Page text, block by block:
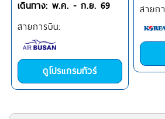
เดินทาง: พ.ค. - ก.ย. 69
สายการบิน:
ดูโปรแกรมทัวร์
สายก